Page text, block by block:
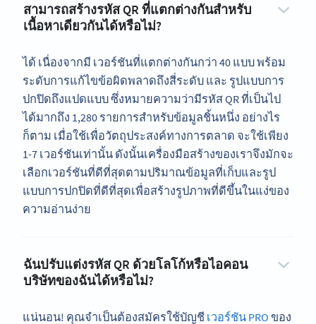
สามารถสร้างรหัส QR ที่แตกต่างกันสำหรับ
เนื้อหาเดียวกันได้หรือไม่?
ได้ เนื่องจากมี เวอร์ชันที่แตกต่างกันกว่า 40 แบบ พร้อม
ระดับการแก้ไขข้อผิดพลาดถึงสี่ระดับ และ รูปแบบการ
ปกปิดถึงแปดแบบ ซึ่งหมายความว่ามีรหัส QR ที่เป็นไป
ได้มากถึง 1,280 รายการสำหรับข้อมูลชิ้นหนึ่ง อย่างไร
ก็ตาม เมื่อใช้เพื่อวัตถุประสงค์ทางการตลาด จะใช้เพียง
1-7 เวอร์ชันเท่านั้น ดังนั้นเครื่องมือสร้างของเราจึงมักจะ
เลือกเวอร์ชันที่ดีที่สุดตามปริมาณข้อมูลที่เก็บและรูป
แบบการปกปิดที่ดีที่สุดเพื่อสร้างรูปภาพที่ดีขึ้นในแง่ของ
ความอ่านง่าย
ฉันปรับแต่งรหัส QR ด้วยโลโก้หรือไอคอน
บริษัทของฉันได้หรือไม่?
แน่นอน! คุณจำเป็นต้องสมัครใช้บัญชี เวอร์ชัน PRO ของ